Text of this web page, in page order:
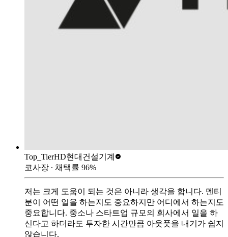
Top_TierHD현대건설기계
코사장 ∙ 채택률 96%
저는 크게 도움이 되는 것은 아니라 생각을 합니다. 멘티
분이 어떤 일을 하는지도 중요하지만 어디에서 하는지도
중요합니다. 중소나 스타트업 규모의 회사에서 일을 하
신다고 하더라도 투자한 시간만큼 아웃풋을 내기가 쉽지
않습니다.